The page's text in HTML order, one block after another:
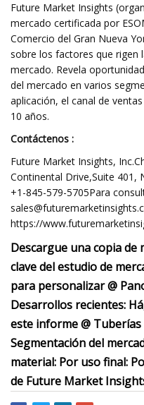
Future Market Insights
mercado certificada por
Comercio del Gran Nueva
sobre los factores que rigen
mercado. Revela
del mercado en varios
aplicación, el canal de
10 años.
Contáctenos :
Future Market Insights,
Continental Drive,Suite 401,
+1-845-579-5705Para
https://
Descargue una copia
clave del estudio de
para personalizar @
Desarrollos recientes:
este informe @ Tuberías
Segmentación del
material: Por uso final:
de Future Market